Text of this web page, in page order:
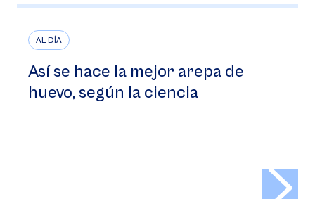
AL DÍA
Así se hace la mejor arepa de
huevo, según la ciencia